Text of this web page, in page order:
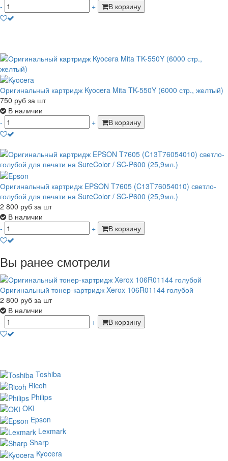
-
+ В корзину
Оригинальный картридж Kyocera Mita TK-550Y (6000 стр., желтый)
750 руб за шт
В наличии
-
+ В корзину
Оригинальный картридж EPSON T7605 (C13T76054010) светло-
голубой для печати на SureColor / SC-P600 (25,9мл.)
2 800 руб за шт
В наличии
-
+ В корзину
Вы ранее смотрели
Оригинальный тонер-картридж Xerox 106R01144 голубой
2 800 руб за шт
В наличии
-
+ В корзину
Toshiba
Ricoh
Philips
OKI
Epson
Lexmark
Sharp
Kyocera